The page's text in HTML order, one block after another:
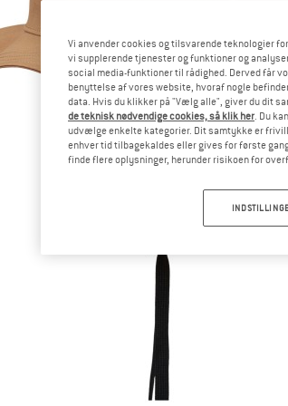
Vi anvender cookies og tilsvarende teknologier
vi supplerende tjenester og funktioner og
social media-funktioner til rådighed. Derved får
benyttelse af vores website, hvoraf nogle
data. Hvis du klikker på "Vælg alle", giver du dit
de teknisk nødvendige cookies, så klik her. Du
udvælge enkelte kategorier. Dit samtykke er
enhver tid tilbagekaldes eller gives for første
finde flere oplysninger, herunder risikoen for